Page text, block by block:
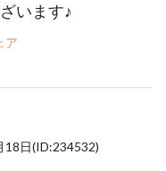
います♪
ア
18日(ID:234532)